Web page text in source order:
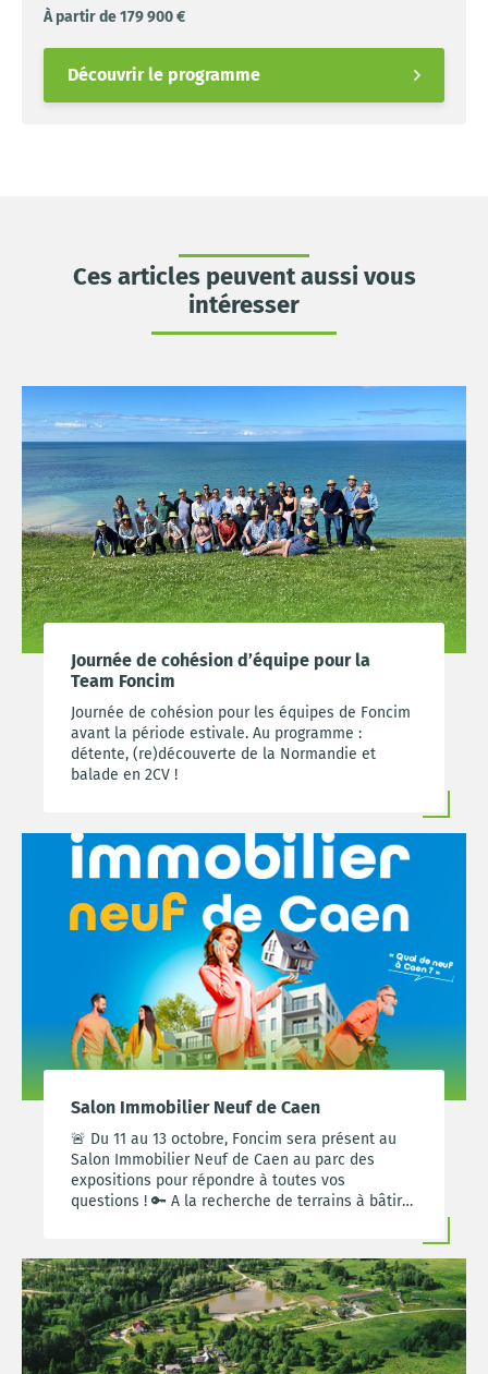
À partir de 179 900 €
Découvrir le programme
Ces articles peuvent aussi vous
intéresser
Journée de cohésion d’équipe pour la
Team Foncim
Journée de cohésion pour les équipes de Foncim
avant la période estivale. Au programme :
détente, (re)découverte de la Normandie et
balade en 2CV !
Salon Immobilier Neuf de Caen
🚨 Du 11 au 13 octobre, Foncim sera présent au
Salon Immobilier Neuf de Caen au parc des
expositions pour répondre à toutes vos
questions ! 🔑 A la recherche de terrains à bâtir
Nous vous attendons nombreux pour vous
accompagner dans vos projets de vie !